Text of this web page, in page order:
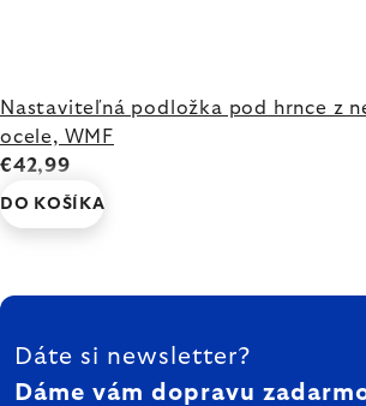
Nastaviteľná podložka pod hrnce z
ocele, WMF
€42,99
DO KOŠÍKA
ZÁPÄTIE
Dáte si newsletter?
Dáme vám dopravu